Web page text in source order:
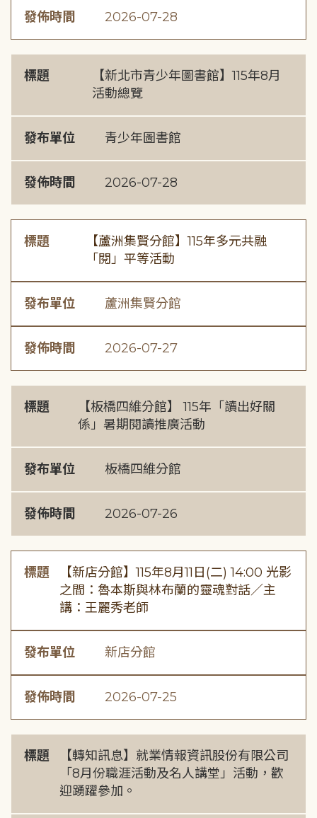
發佈時間 2026-07-28
標題
【新北市青少年圖書館】115年8月
活動總覽
發布單位 青少年圖書館
發佈時間 2026-07-28
標題
【蘆洲集賢分館】115年多元共融
「閱」平等活動
發布單位 蘆洲集賢分館
發佈時間 2026-07-27
標題
【板橋四維分館】 115年「讀出好關
係」暑期閱讀推廣活動
發布單位 板橋四維分館
發佈時間 2026-07-26
標題
【新店分館】115年8月11日(二) 14:00 光影
之間：魯本斯與林布蘭的靈魂對話／主
講：王麗秀老師
發布單位 新店分館
發佈時間 2026-07-25
標題
【轉知訊息】就業情報資訊股份有限公司
「8月份職涯活動及名人講堂」活動，歡
迎踴躍參加。